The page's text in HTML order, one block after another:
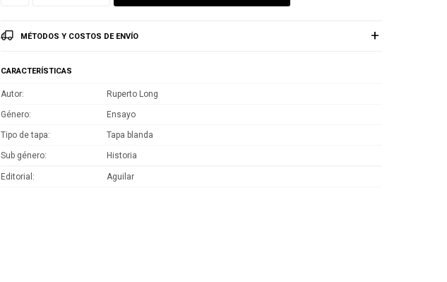
MÉTODOS Y COSTOS DE ENVÍO
CARACTERÍSTICAS
Autor Ruperto Long
Género Ensayo
Tipo de tapa Tapa blanda
Sub género Historia
Editorial Aguilar